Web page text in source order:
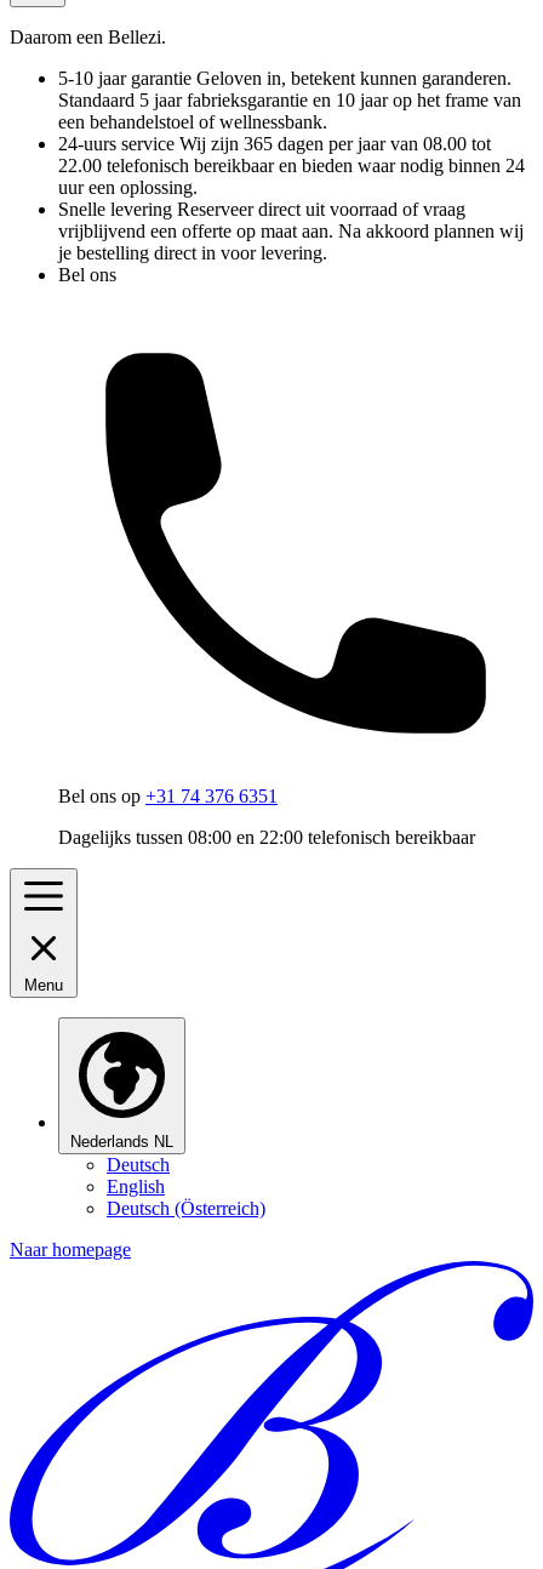
Daarom een Bellezi.
5-10 jaar garantie Geloven in, betekent kunnen garanderen.
Standaard 5 jaar fabrieksgarantie en 10 jaar op het frame van
een behandelstoel of wellnessbank.
24-uurs service Wij zijn 365 dagen per jaar van 08.00 tot
22.00 telefonisch bereikbaar en bieden waar nodig binnen 24
uur een oplossing.
Snelle levering Reserveer direct uit voorraad of vraag
vrijblijvend een offerte op maat aan. Na akkoord plannen wij
je bestelling direct in voor levering.
Bel ons
Bel ons op +31 74 376 6351
Dagelijks tussen 08:00 en 22:00 telefonisch bereikbaar
Menu
Nederlands NL
Deutsch
English
Deutsch (Österreich)
Naar homepage